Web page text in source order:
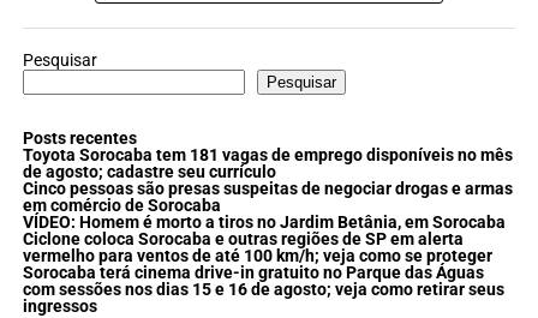
Pesquisar
Pesquisar
Posts recentes
Toyota Sorocaba tem 181 vagas de emprego disponíveis no mês
de agosto; cadastre seu currículo
Cinco pessoas são presas suspeitas de negociar drogas e armas
em comércio de Sorocaba
VÍDEO: Homem é morto a tiros no Jardim Betânia, em Sorocaba
Ciclone coloca Sorocaba e outras regiões de SP em alerta
vermelho para ventos de até 100 km/h; veja como se proteger
Sorocaba terá cinema drive-in gratuito no Parque das Águas
com sessões nos dias 15 e 16 de agosto; veja como retirar seus
ingressos